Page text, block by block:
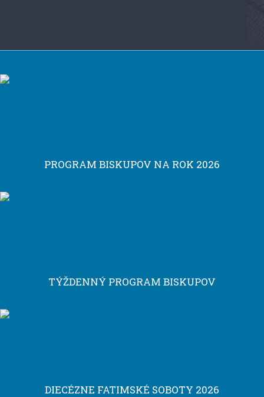
PROGRAM BISKUPOV NA ROK 2026
TÝŽDENNÝ PROGRAM BISKUPOV
DIECÉZNE FATIMSKÉ SOBOTY 2026